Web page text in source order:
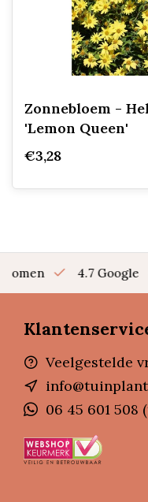
Zonnebloem -
'Lemon Queen'
€3,28
bomen 4.7 Google
Veelgestelde
06 45 601